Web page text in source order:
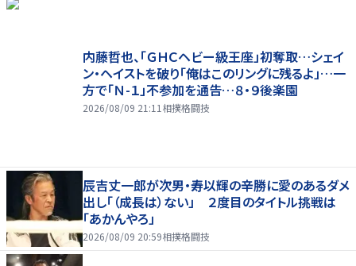
内藤哲也、「ＧＨＣヘビー級王座」初奪取…シェイ
ン・ヘイストを破り「俺はこのリングに残るよ」…一
方で「Ｎ-１」不参加を通告…８・９後楽園
2026/08/09 21:11 相撲格闘技
辰吉丈一郎が次男・寿以輝の辛勝に愛のあるダメ
出し「（成長は）ない」 ２度目のタイトル挑戦は
「あかんやろ」
2026/08/09 20:59相撲格闘技